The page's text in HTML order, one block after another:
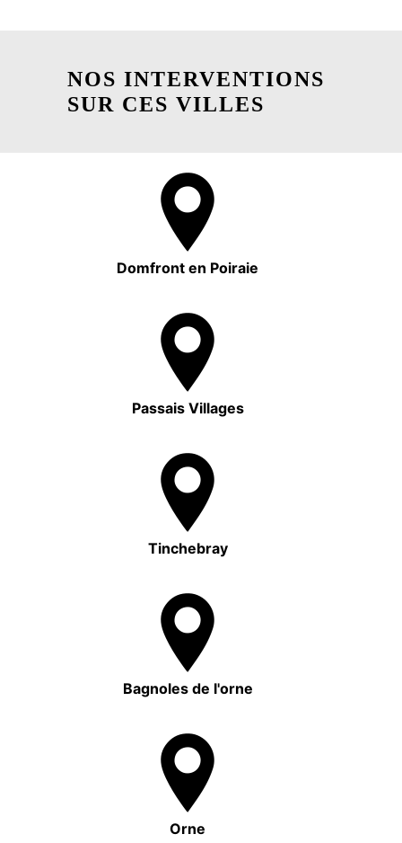
NOS INTERVENTIONS
SUR CES VILLES
Domfront en Poiraie
Passais Villages
Tinchebray
Bagnoles de l'orne
Orne